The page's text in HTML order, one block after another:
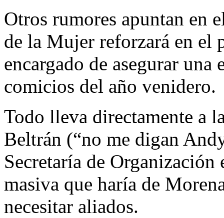
Otros rumores apuntan en
de la Mujer reforzará en
encargado de asegurar
comicios del año venidero.
Todo lleva directamente a
Beltrán (“no me digan
Secretaría de
masiva que haría de
necesitar aliados.